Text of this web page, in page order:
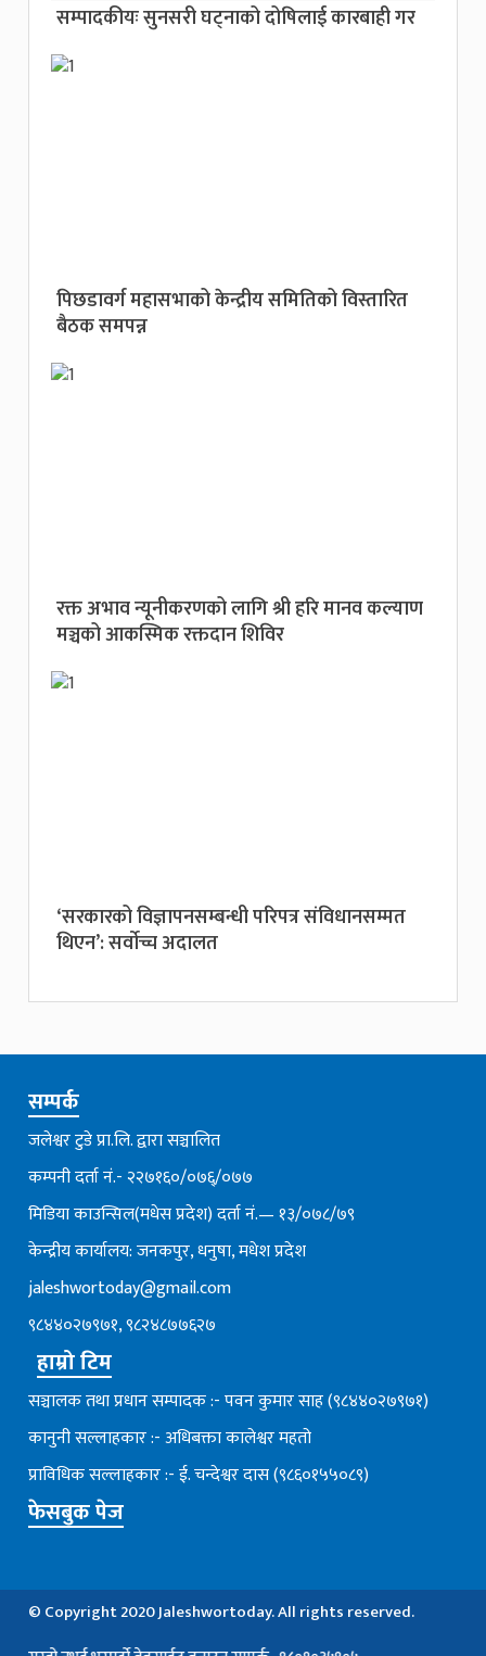
सम्पादकीयः सुनसरी घट्नाको दोषिलाई कारबाही गर
पिछडावर्ग महासभाको केन्द्रीय समितिको विस्तारित
बैठक समपन्न
रक्त अभाव न्यूनीकरणको लागि श्री हरि मानव कल्याण
मञ्चको आकस्मिक रक्तदान शिविर
‘सरकारको विज्ञापनसम्बन्धी परिपत्र संविधानसम्मत
थिएन’: सर्वाेच्च अदालत
सम्पर्क
जलेश्वर टुडे प्रा.लि. द्वारा सञ्चालित
कम्पनी दर्ता नं.- २२७१६०/०७६्/०७७
मिडिया काउन्सिल(मधेस प्रदेश) दर्ता नं.— १३/०७८/७९
केन्द्रीय कार्यालय: जनकपुर, धनुषा, मधेश प्रदेश
jaleshwortoday@gmail.com
९८४४०२७९७१, ९८२४८७७६२७
हाम्रो टिम
सञ्चालक तथा प्रधान सम्पादक :- पवन कुमार साह (९८४४०२७९७१)
कानुनी सल्लाहकार :- अधिबक्ता कालेश्वर महतो
प्राविधिक सल्लाहकार :- ई. चन्देश्वर दास (९८६०१५५०८९)
फेसबुक पेज
© Copyright 2020 Jaleshwortoday. All rights reserved.